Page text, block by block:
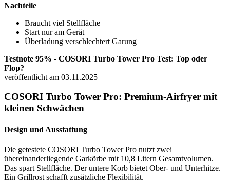
Nachteile
Braucht viel Stellfläche
Start nur am Gerät
Überladung verschlechtert Garung
Testnote 95% - COSORI Turbo Tower Pro Test: Top oder
Flop?
veröffentlicht am 03.11.2025
COSORI Turbo Tower Pro: Premium-Airfryer mit
kleinen Schwächen
Design und Ausstattung
Die getestete COSORI Turbo Tower Pro nutzt zwei
übereinanderliegende Garkörbe mit 10,8 Litern Gesamtvolumen.
Das spart Stellfläche. Der untere Korb bietet Ober- und Unterhitze.
Ein Grillrost schafft zusätzliche Flexibilität.